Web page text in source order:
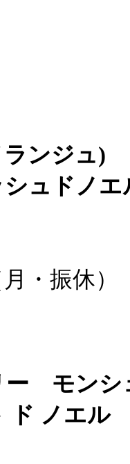
ランジュ)
ュドノエ
・振休）
ー モンシ
ド ノエル